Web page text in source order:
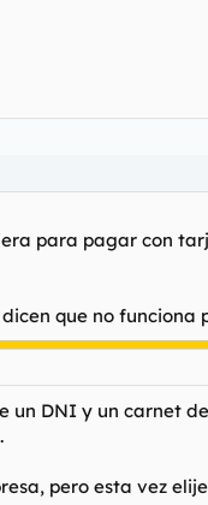
para pagar con
que no funciona
DNI y un carnet
pero esta vez